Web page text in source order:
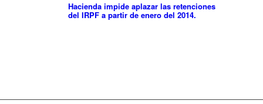
Hacienda impide aplazar las retenciones
del IRPF a partir de enero del 2014.